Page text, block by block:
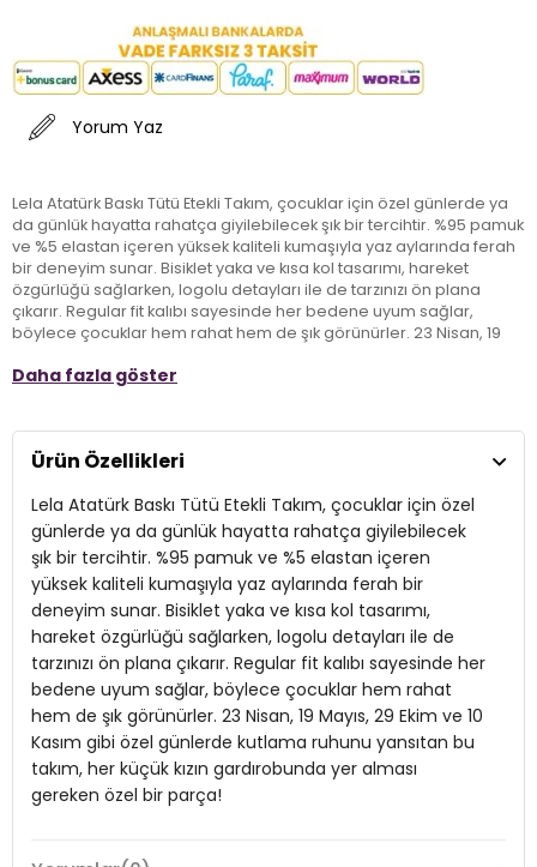
Yorum Yaz
Lela Atatürk Baskı Tütü Etekli Takım, çocuklar için özel günlerde ya
da günlük hayatta rahatça giyilebilecek şık bir tercihtir. %95 pamuk
ve %5 elastan içeren yüksek kaliteli kumaşıyla yaz aylarında ferah
bir deneyim sunar. Bisiklet yaka ve kısa kol tasarımı, hareket
özgürlüğü sağlarken, logolu detayları ile de tarzınızı ön plana
çıkarır. Regular fit kalıbı sayesinde her bedene uyum sağlar,
böylece çocuklar hem rahat hem de şık görünürler. 23 Nisan, 19
yansıtan bu takım, her küçük kızın gardırobunda yer alması
Model:Takım
Giyim Tarzı:Günlük/Özel Gün/Ofis
Desen: Logolu
Mevsim:Yazlık
Materyal: %95 PAMUK %5 ELESTAN
Yaka Tipi: Bisiklet Yaka
Kol Tipi:Kısa Kol
Kumaş Tipi:Belirtilmemiş
Boy:Standart
Daha fazla göster
Ürün Özellikleri
Lela Atatürk Baskı Tütü Etekli Takım, çocuklar için özel
günlerde ya da günlük hayatta rahatça giyilebilecek
şık bir tercihtir. %95 pamuk ve %5 elastan içeren
yüksek kaliteli kumaşıyla yaz aylarında ferah bir
deneyim sunar. Bisiklet yaka ve kısa kol tasarımı,
hareket özgürlüğü sağlarken, logolu detayları ile de
tarzınızı ön plana çıkarır. Regular fit kalıbı sayesinde her
bedene uyum sağlar, böylece çocuklar hem rahat
hem de şık görünürler. 23 Nisan, 19 Mayıs, 29 Ekim ve 10
Kasım gibi özel günlerde kutlama ruhunu yansıtan bu
takım, her küçük kızın gardırobunda yer alması
gereken özel bir parça!